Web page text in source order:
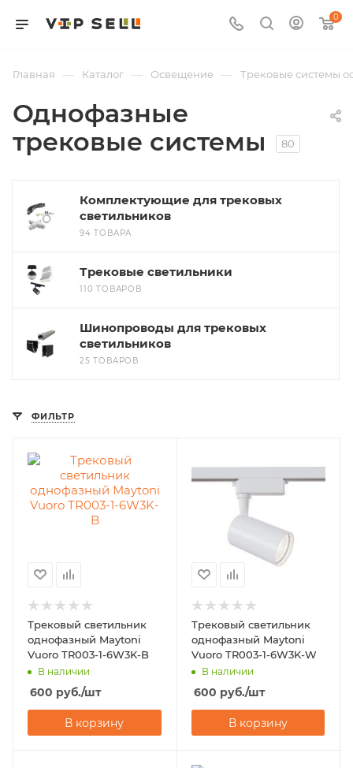
0
Главная — Каталог — Освещение — Трековые системы
Однофазные
трековые системы
80
Комплектующие для трековых
светильников
94 ТОВАРА
Трековые светильники
110 ТОВАРОВ
Шинопроводы для трековых
светильников
25 ТОВАРОВ
ФИЛЬТР
Трековый светильник
однофазный Maytoni
Vuoro TR003-1-6W3K-B
В наличии
600 руб./шт
В корзину
Трековый светильник
однофазный Maytoni
Vuoro TR003-1-6W3K-W
В наличии
600 руб./шт
В корзину